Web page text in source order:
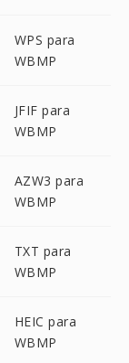
WPS para
WBMP
JFIF para
WBMP
AZW3 para
WBMP
TXT para
WBMP
HEIC para
WBMP